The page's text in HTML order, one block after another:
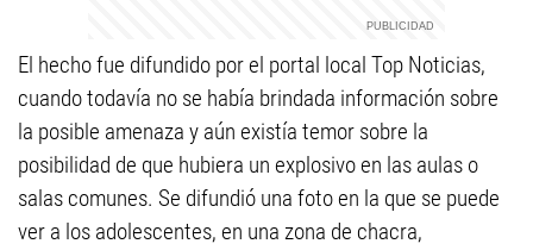
El hecho fue difundido por el portal local Top Noticias,
cuando todavía no se había brindada información sobre
la posible amenaza y aún existía temor sobre la
posibilidad de que hubiera un explosivo en las aulas o
salas comunes. Se difundió una foto en la que se puede
ver a los adolescentes, en una zona de chacra,